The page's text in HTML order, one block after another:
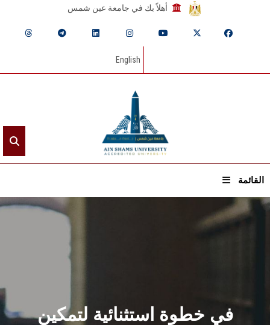
أهلاً بك في جامعة عين شمس
English
القائمة
الشئون الأكاديمية
في خطوة استثنائية لتمكين